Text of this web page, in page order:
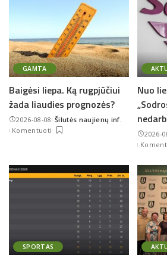
GAMTA
Baigėsi liepa. Ką rugpjūčiui
žada liaudies prognozės?
2026-08-08Posted
by
Šilutės naujienų inf.
Komentuoti
Nuo
2026-
SPORTAS